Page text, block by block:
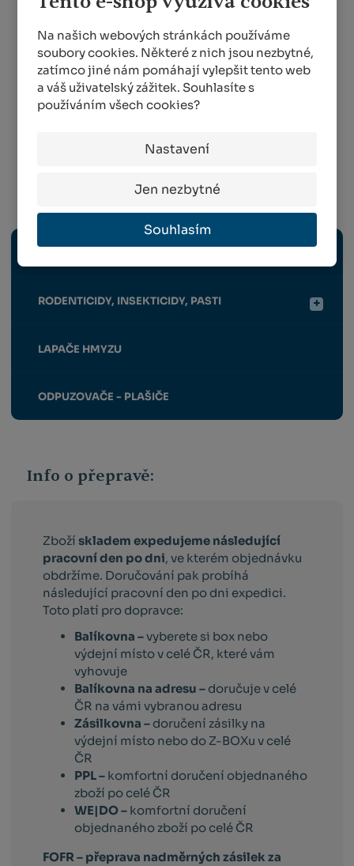
Na našich webových stránkách používáme
soubory cookies. Některé z nich jsou nezbytné,
zatímco jiné nám pomáhají vylepšit tento web
a váš uživatelský zážitek. Souhlasíte s
používáním všech cookies?
Nastavení
Jen nezbytné
Souhlasím
od 148,00 Kč
DETAIL
od155,00 Kč
DETAIL
RODENTICIDY, INSEKTICIDY, PASTI
LAPAČE HMYZU
ODPUZOVAČE - PLAŠIČE
Info o přepravě:
Zbožískladem expedujeme následující
pracovní den po dni, ve kterém objednávku
obdržíme. Doručování pak probíhá
následující pracovní den po dni expedici.
Toto platí pro dopravce:
Balíkovna –vyberete si box nebo
výdejní místo v celé ČR, které vám
vyhovuje
Balíkovna na adresu – doručuje v celé
ČR na vámi vybranou adresu
Zásilkovna – doručení zásilky na
výdejní místo nebo do Z-BOXu v celé
ČR
PPL – komfortní doručení objednaného
zboží po celé ČR
WE|DO – komfortní doručení
objednaného zboží po celé ČR
FOFR – přeprava nadměrných zásilek za